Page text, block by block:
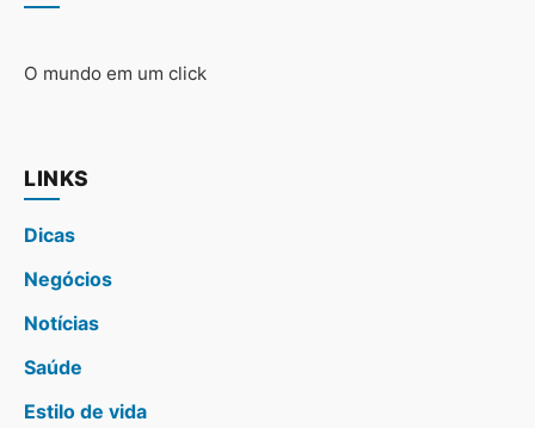
O mundo em um click
LINKS
Dicas
Negócios
Notícias
Saúde
Estilo de vida